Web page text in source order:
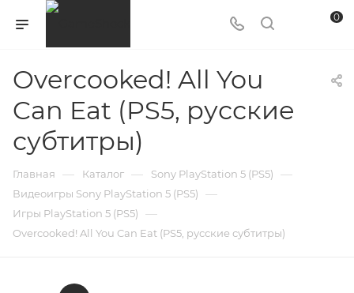
0
Overcooked! All You
Can Eat (PS5, русские
субтитры)
Главная — Каталог — Sony PlayStation 5 (PS5) —
Видеоигры Sony PlayStation 5 (PS5) —
Игры PlayStation 5 (PS5) —
Overcooked! All You Can Eat (PS5, русские субтитры)